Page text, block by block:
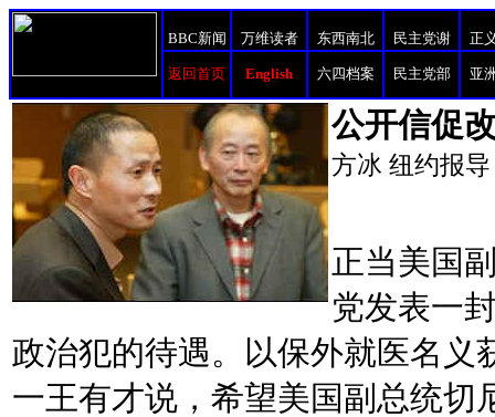
BBC新闻 万维读者 东西南北 民主党谢 正
返回首页 English 六四档案 民主党部 亚
公开信促
方冰 纽约报导
正当美国
党发表一
政治犯的待遇。以保外就医名义
一王有才说，希望美国副总统切